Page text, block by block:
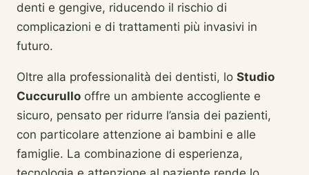
denti e gengive, riducendo il rischio di
complicazioni e di trattamenti più invasivi in
futuro.
Oltre alla professionalità dei dentisti, lo Studio
Cuccurullo offre un ambiente accogliente e
sicuro, pensato per ridurre l’ansia dei pazienti,
con particolare attenzione ai bambini e alle
famiglie. La combinazione di esperienza,